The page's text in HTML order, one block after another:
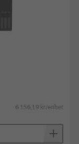
6 156,19 kr/enhet